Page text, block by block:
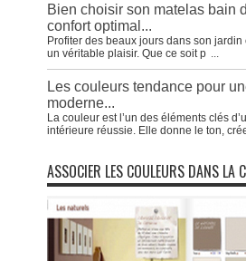
Bien choisir son matelas bain
confort optimal...
Profiter des beaux jours dans son jardin
un véritable plaisir. Que ce soit p
Les couleurs tendance pour
moderne...
La couleur est l’un des éléments clés
intérieure réussie. Elle donne le ton,
ASSOCIER LES COULEURS DANS LA